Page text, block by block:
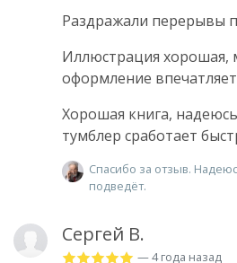
Раздражали перерывы
Иллюстрация хорошая,
оформление
Хорошая книга,
тумблер сработает
Спасибо за отзыв.
подведёт.
Сергей В.
— 4 года назад